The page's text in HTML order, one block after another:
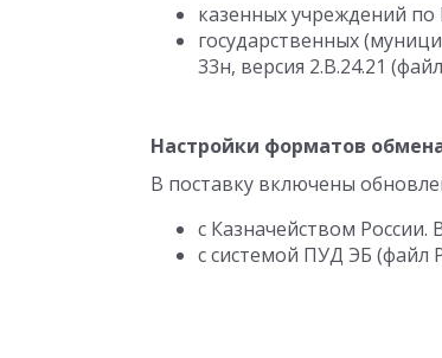
казенных учреждений по
государственных
33н, версия 2.B.24.21
Настройки форматов
В поставку включены
с Казначейством России.
с системой ПУД ЭБ (файл